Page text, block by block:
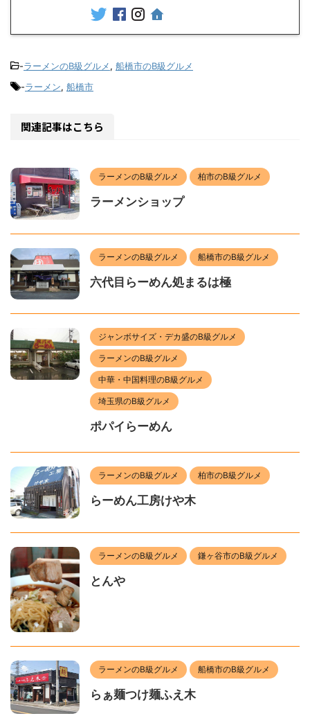
-ラーメンのB級グルメ, 船橋市のB級グルメ
-ラーメン, 船橋市
関連記事はこちら
ラーメンのB級グルメ 柏市のB級グルメ
ラーメンショップ
ラーメンのB級グルメ 船橋市のB級グルメ
六代目らーめん処まるは極
ジャンボサイズ・デカ盛のB級グルメ
ラーメンのB級グルメ
中華・中国料理のB級グルメ
埼玉県のB級グルメ
ポパイらーめん
ラーメンのB級グルメ 柏市のB級グルメ
らーめん工房けや木
ラーメンのB級グルメ 鎌ヶ谷市のB級グルメ
とんや
ラーメンのB級グルメ 船橋市のB級グルメ
らぁ麺つけ麺ふえ木